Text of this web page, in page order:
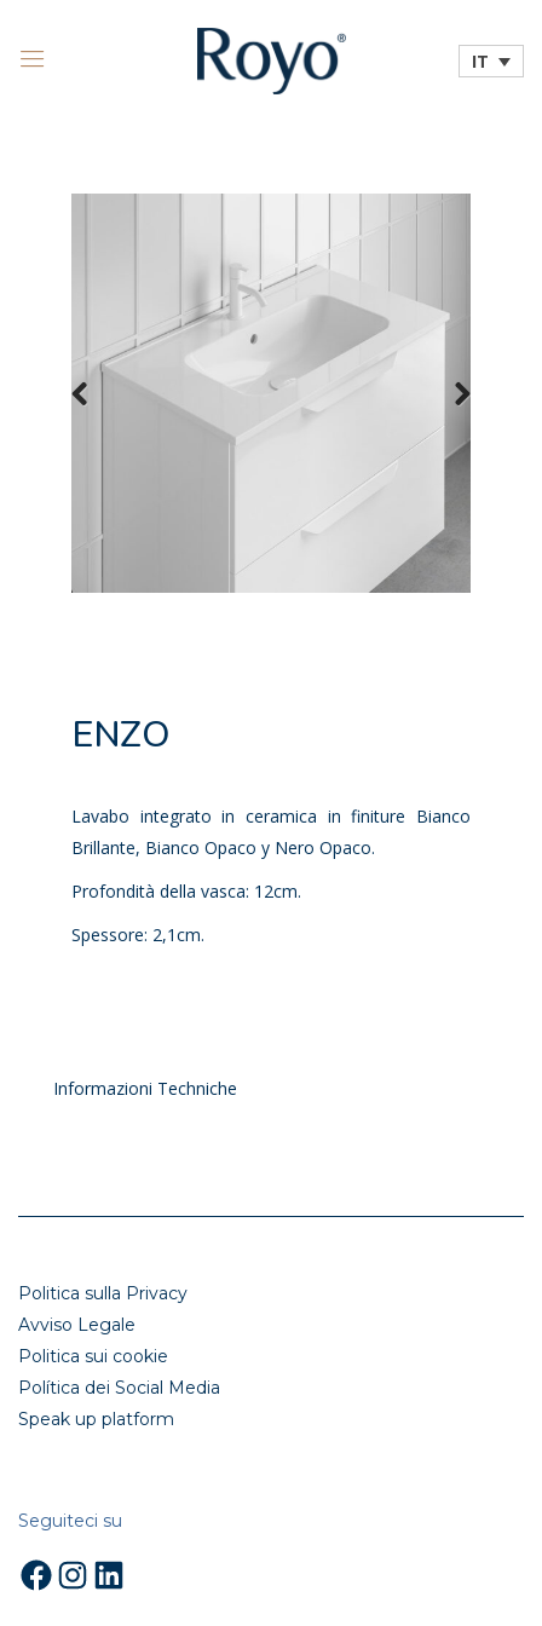
IT
Next
ENZO
Lavabo integrato in ceramica in finiture Bianco
Brillante, Bianco Opaco y Nero Opaco.
Profondità della vasca: 12cm.
Spessore: 2,1cm.
Informazioni Techniche
Politica sulla Privacy
Avviso Legale
Politica sui cookie
Política dei Social Media
Speak up platform
Seguiteci su
Facebook
Instagram
LinkedIn